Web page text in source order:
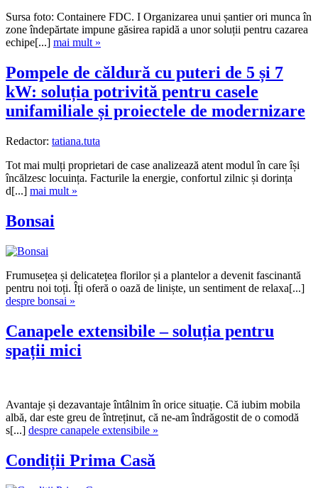
Sursa foto: Containere FDC. I Organizarea unui șantier ori munca în
zone îndepărtate impune găsirea rapidă a unor soluții pentru cazarea
echipe[...] mai mult »
Pompele de căldură cu puteri de 5 și 7
kW: soluția potrivită pentru casele
unifamiliale și proiectele de modernizare
Redactor: tatiana.tuta
Tot mai mulți proprietari de case analizează atent modul în care își
încălzesc locuința. Facturile la energie, confortul zilnic și dorința
d[...] mai mult »
Bonsai
Frumusețea și delicatețea florilor și a plantelor a devenit fascinantă
pentru noi toți. Îți oferă o oază de liniște, un sentiment de relaxa[...]
despre bonsai »
Canapele extensibile – soluția pentru
spații mici
Avantaje și dezavantaje întâlnim în orice situație. Că iubim mobila
albă, dar este greu de întreținut, că ne-am îndrăgostit de o comodă
s[...] despre canapele extensibile »
Condiții Prima Casă